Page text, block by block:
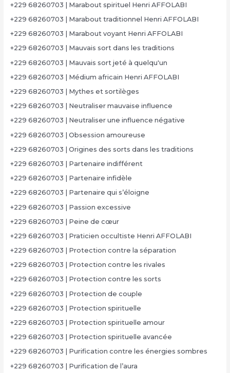
+229 68260703 | Marabout spirituel Henri AFFOLABI
+229 68260703 | Marabout traditionnel Henri AFFOLABI
+229 68260703 | Marabout voyant Henri AFFOLABI
+229 68260703 | Mauvais sort dans les traditions
+229 68260703 | Mauvais sort jeté à quelqu'un
+229 68260703 | Médium africain Henri AFFOLABI
+229 68260703 | Mythes et sortilèges
+229 68260703 | Neutraliser mauvaise influence
+229 68260703 | Neutraliser une influence négative
+229 68260703 | Obsession amoureuse
+229 68260703 | Origines des sorts dans les traditions
+229 68260703 | Partenaire indifférent
+229 68260703 | Partenaire infidèle
+229 68260703 | Partenaire qui s’éloigne
+229 68260703 | Passion excessive
+229 68260703 | Peine de cœur
+229 68260703 | Praticien occultiste Henri AFFOLABI
+229 68260703 | Protection contre la séparation
+229 68260703 | Protection contre les rivales
+229 68260703 | Protection contre les sorts
+229 68260703 | Protection de couple
+229 68260703 | Protection spirituelle
+229 68260703 | Protection spirituelle amour
+229 68260703 | Protection spirituelle avancée
+229 68260703 | Purification contre les énergies sombres
+229 68260703 | Purification de l’aura